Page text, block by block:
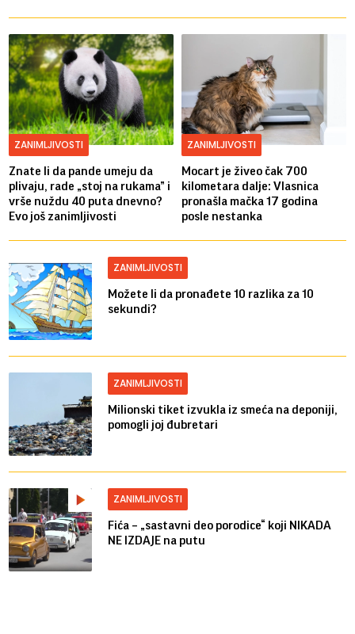
ZANIMLJIVOSTI
Znate li da pande umeju da
plivaju, rade „stoj na rukama” i
vrše nuždu 40 puta dnevno?
Evo još zanimljivosti
ZANIMLJIVOSTI
Mocart je živeo čak 700
kilometara dalje: Vlasnica
pronašla mačka 17 godina
posle nestanka
ZANIMLJIVOSTI
Možete li da pronađete 10 razlika za 10
sekundi?
ZANIMLJIVOSTI
Milionski tiket izvukla iz smeća na deponiji,
pomogli joj đubretari
ZANIMLJIVOSTI
Fića – „sastavni deo porodice“ koji NIKADA
NE IZDAJE na putu